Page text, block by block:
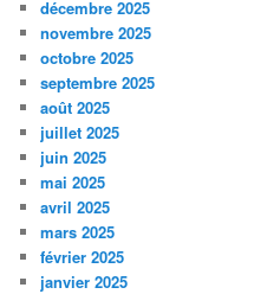
décembre 2025
novembre 2025
octobre 2025
septembre 2025
août 2025
juillet 2025
juin 2025
mai 2025
avril 2025
mars 2025
février 2025
janvier 2025